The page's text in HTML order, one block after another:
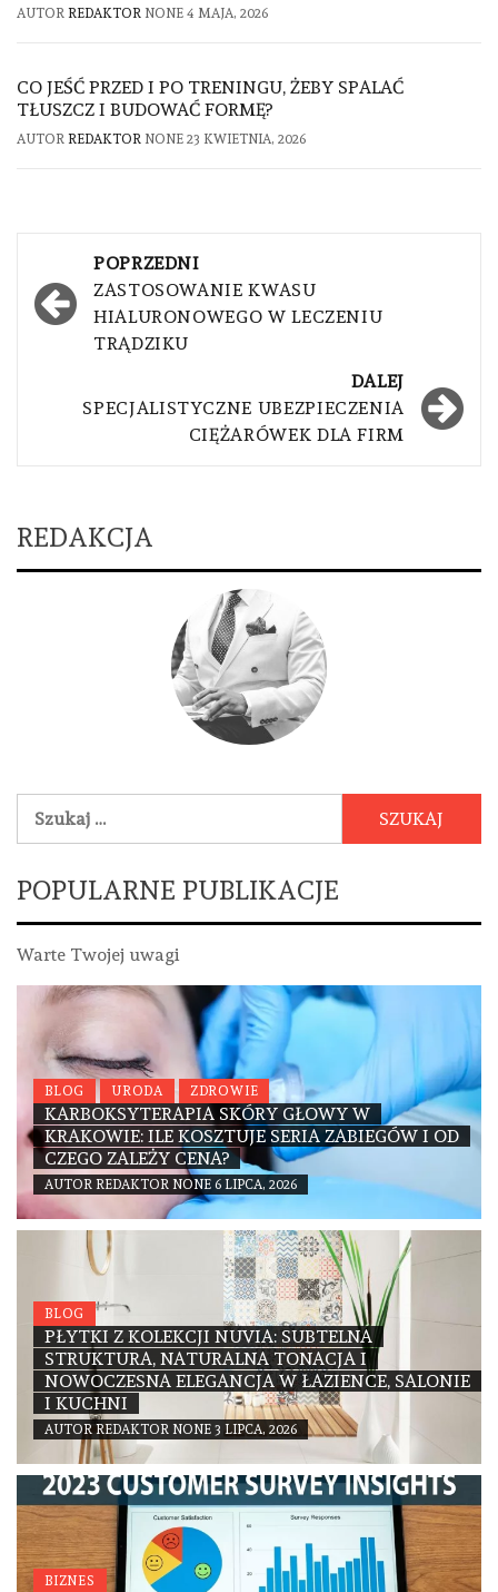
AUTOR REDAKTOR NONE 4 MAJA, 2026
CO JEŚĆ PRZED I PO TRENINGU, ŻEBY SPALAĆ
TŁUSZCZ I BUDOWAĆ FORMĘ?
AUTOR REDAKTOR NONE 23 KWIETNIA, 2026
Nawigacja
wpisu
POPRZEDNI
ZASTOSOWANIE KWASU
HIALURONOWEGO W LECZENIU
TRĄDZIKU
DALEJ
SPECJALISTYCZNE UBEZPIECZENIA
CIĘŻARÓWEK DLA FIRM
REDAKCJA
Szukaj:
POPULARNE PUBLIKACJE
Warte Twojej uwagi
BLOG URODA ZDROWIE
KARBOKSYTERAPIA SKÓRY GŁOWY W
KRAKOWIE: ILE KOSZTUJE SERIA ZABIEGÓW I OD
CZEGO ZALEŻY CENA?
AUTOR REDAKTOR NONE 6 LIPCA, 2026
BLOG
PŁYTKI Z KOLEKCJI NUVIA: SUBTELNA
STRUKTURA, NATURALNA TONACJA I
NOWOCZESNA ELEGANCJA W ŁAZIENCE, SALONIE
I KUCHNI
AUTOR REDAKTOR NONE 3 LIPCA, 2026
BIZNES